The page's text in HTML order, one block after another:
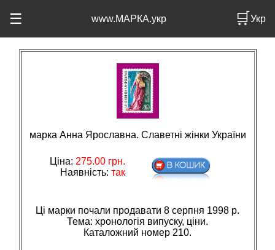
☰ www.МАРКА.укр 🛒Укр
марка Анна Ярославна. Славетні жінки України
Ціна: 275.00грн.
Наявність: так
Ці марки почали продавати 8 серпня 1998 р.
Тема: хронологiя випуску, цiни.
Каталожний номер 210.